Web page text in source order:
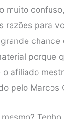
muito
razões para
chance
porque
o afiliado
pelo Marcos